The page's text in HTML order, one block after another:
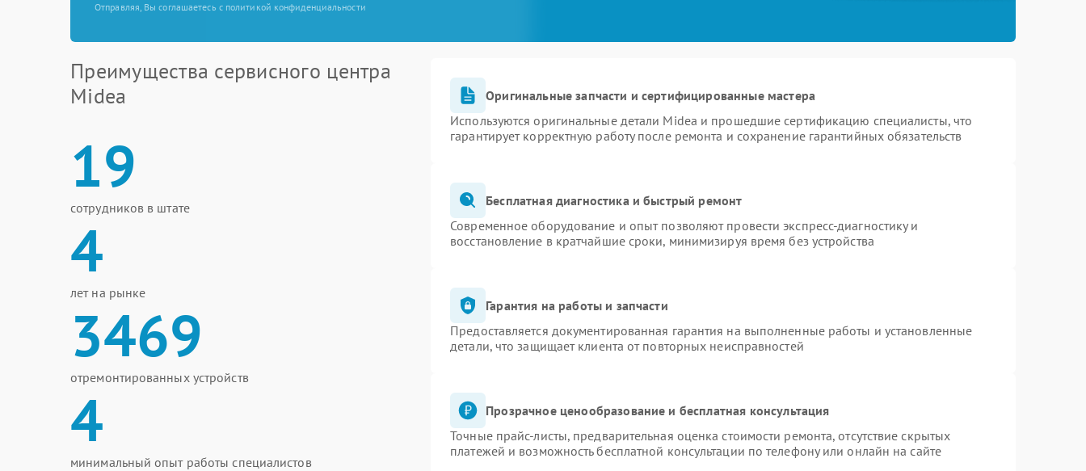
Отправляя, Вы соглашаетесь с политикой конфиденциальности
Преимущества сервисного центра
Midea
19
сотрудников в штате
4
лет на рынке
3469
отремонтированных устройств
4
минимальный опыт работы специалистов
Оригинальные запчасти и сертифицированные мастера
Используются оригинальные детали Midea и прошедшие сертификацию специалисты, что
гарантирует корректную работу после ремонта и сохранение гарантийных обязательств
Бесплатная диагностика и быстрый ремонт
Современное оборудование и опыт позволяют провести экспресс-диагностику и
восстановление в кратчайшие сроки, минимизируя время без устройства
Гарантия на работы и запчасти
Предоставляется документированная гарантия на выполненные работы и установленные
детали, что защищает клиента от повторных неисправностей
Прозрачное ценообразование и бесплатная консультация
Точные прайс-листы, предварительная оценка стоимости ремонта, отсутствие скрытых
платежей и возможность бесплатной консультации по телефону или онлайн на сайте